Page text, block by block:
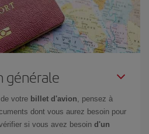
générale
votre billet d'avion, pensez à
dont vous aurez besoin pour
si vous avez besoin d'un